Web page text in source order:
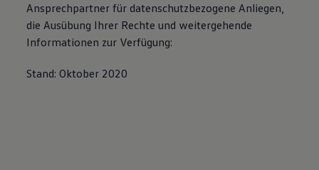
Ansprechpartner für datenschutzbezogene Anliegen,
die Ausübung Ihrer Rechte und weitergehende
Informationen zur Verfügung:
Stand: Oktober 2020